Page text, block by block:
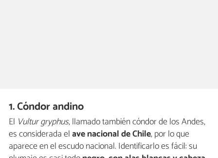
1. Cóndor andino
El Vultur gryphus, llamado también cóndor de los Andes,
es considerada elave nacional de Chile, por lo que
aparece en el escudo nacional. Identificarlo es fácil: su